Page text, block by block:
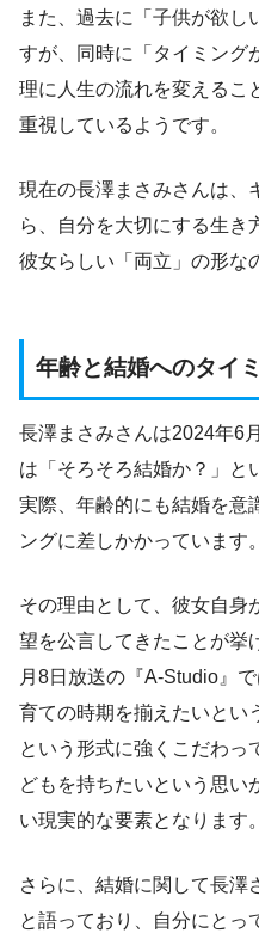
また、過去に「子供が欲し
すが、同時に「タイミング
理に人生の流れを変えるこ
重視しているようです。
現在の長澤まさみさんは、
ら、自分を大切にする生き
彼女らしい「両立」の形な
年齢と結婚へのタイ
長澤まさみさんは2024年6
は「そろそろ結婚か？」と
実際、年齢的にも結婚を意
ングに差しかかっています。
その理由として、彼女自身
望を公言してきたことが挙
月8日放送の『A-Studio』
育ての時期を揃えたいとい
という形式に強くこだわっ
どもを持ちたいという思い
い現実的な要素となります。
さらに、結婚に関して長澤
と語っており、自分にとっ